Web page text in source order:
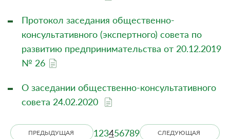
Протокол заседания общественно-
консультативного (экспертного) совета по
развитию предпринимательства от 20.12.2019
№ 26
О заседании общественно-консультативного
совета 24.02.2020
ПРЕДЫДУЩАЯ 123456789 СЛЕДУЮЩАЯ